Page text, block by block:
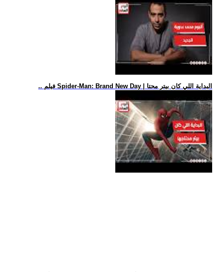
.. فيلم Spider-Man: Brand New Day | البداية اللي كان بيتر محتا